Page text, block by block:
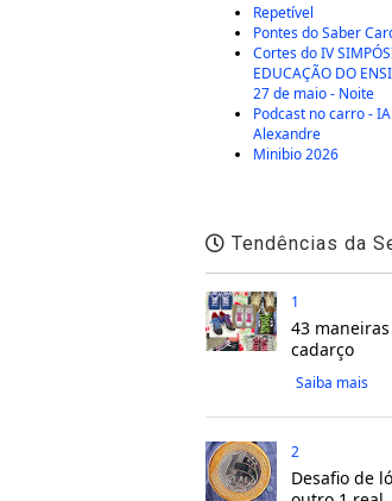
Repetível
Pontes do Saber
Cortes do IV
EDUCAÇÃO DO
27 de maio - Noite
Podcast no carro -
Alexandre
Minibio 2026
Tendências da
1
43
cadarço
Saiba mais
2
Desafio de